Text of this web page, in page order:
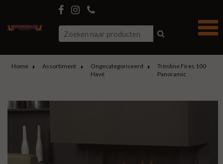
Home Assortiment
Ongecategoriseerd
Havé
Trimline Fires 100
Panoramic